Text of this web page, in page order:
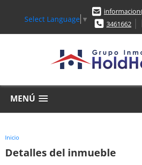
Select Language ▼
3461662
MENÚ
Inicio
Detalles del inmueble